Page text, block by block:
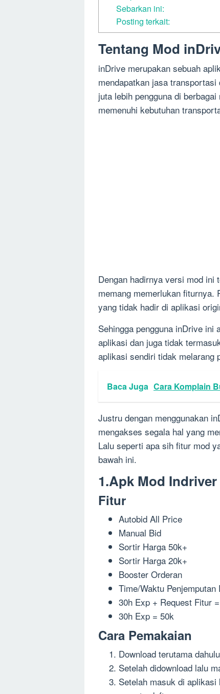
Sebarkan ini:
Posting terkait:
Tentang Mod
inDrive merupakan sebuah
mendapatkan jasa
juta lebih pengguna di
memenuhi kebutuhan
Dengan hadirnya versi mod ini
memang memerlukan fiturnya.
yang tidak hadir di aplikasi
Sehingga pengguna inDrive ini
aplikasi dan juga tidak
aplikasi sendiri tidak melarang
Baca Juga Cara Komplain
Justru dengan menggunakan
mengakses segala hal yang
Lalu seperti apa sih fitur mod
bawah ini.
1.Apk Mod
Fitur
Autobid All Price
Manual Bid
Sortir Harga 50k+
Sortir Harga 20k+
Booster Orderan
Time/Waktu Penjemputan
30h Exp + Request Fitur
30h Exp = 50k
Cara Pemakaian
Download terutama
Setelah didownload lalu
Setelah masuk di